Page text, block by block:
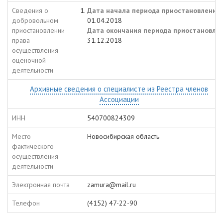
Сведения о
добровольном
приостановлении
права
осуществления
оценочной
деятельности
Дата начала периода приостановления:
01.04.2018
Дата окончания периода
31.12.2018
Архивные сведения о специалисте из Реестра членов
Ассоциации
ИНН 540700824309
Место
фактического
осуществления
деятельности
Новосибирская область
Электронная почта zamura@mail.ru
Телефон (4152) 47-22-90